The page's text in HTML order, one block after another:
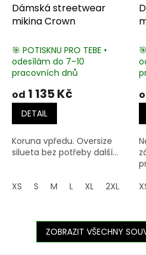
Dámská streetwear
mikina Crown
🎯 POTISKNU PRO TEBE •
odesílám do 7–10
pracovních dnů
od 1 135 Kč
DETAIL
Koruna vpředu. Oversize
silueta bez potřeby další...
XS S M L XL 2XL 3XL
ZOBRAZIT VŠECHNY